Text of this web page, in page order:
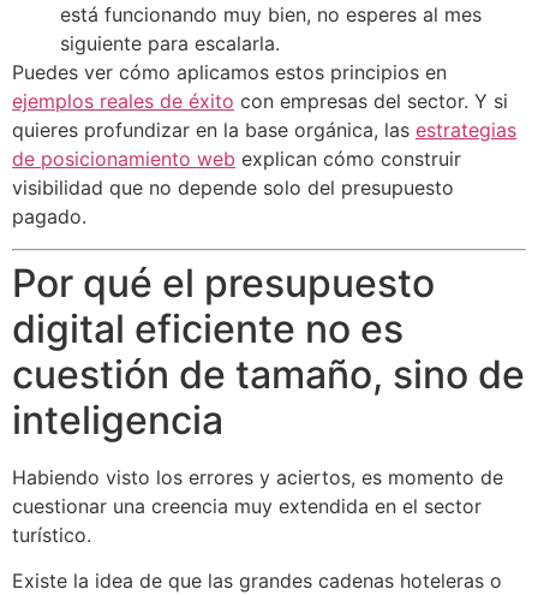
está funcionando muy bien, no esperes al mes
siguiente para escalarla.
Puedes ver cómo aplicamos estos principios en
ejemplos reales de éxito con empresas del sector. Y si
quieres profundizar en la base orgánica, las estrategias
de posicionamiento web explican cómo construir
visibilidad que no depende solo del presupuesto
pagado.
Por qué el presupuesto
digital eficiente no es
cuestión de tamaño, sino de
inteligencia
Habiendo visto los errores y aciertos, es momento de
cuestionar una creencia muy extendida en el sector
turístico.
Existe la idea de que las grandes cadenas hoteleras o